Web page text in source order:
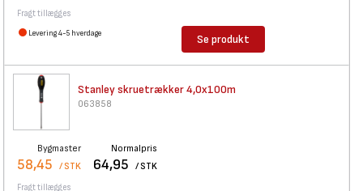
Fragt tillægges
Levering 4-5 hverdage Se produkt
Stanley skruetrækker 4,0x100m
063858
Bygmaster
58,45 / STK
Normalpris
64,95 / STK
Fragt tillægges